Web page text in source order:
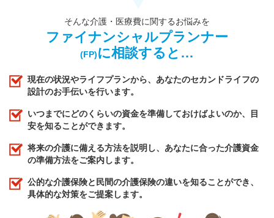
そんな介護・医療費に関するお悩みを
ファイナンシャルプランナー
(FP)に相談すると…
現在の状況やライフプランから、あなたのセカンドライフの
設計のお手伝いを行います。
いつまでにどのくらいの資金を準備しておけばよいのか、目
安を知ることができます。
将来の介護に備える方法を説明し、あなたに合った介護資金
の準備方法をご案内します。
公的な介護保険と民間の介護保険の違いを知ることができ、
具体的な対策をご提案します。